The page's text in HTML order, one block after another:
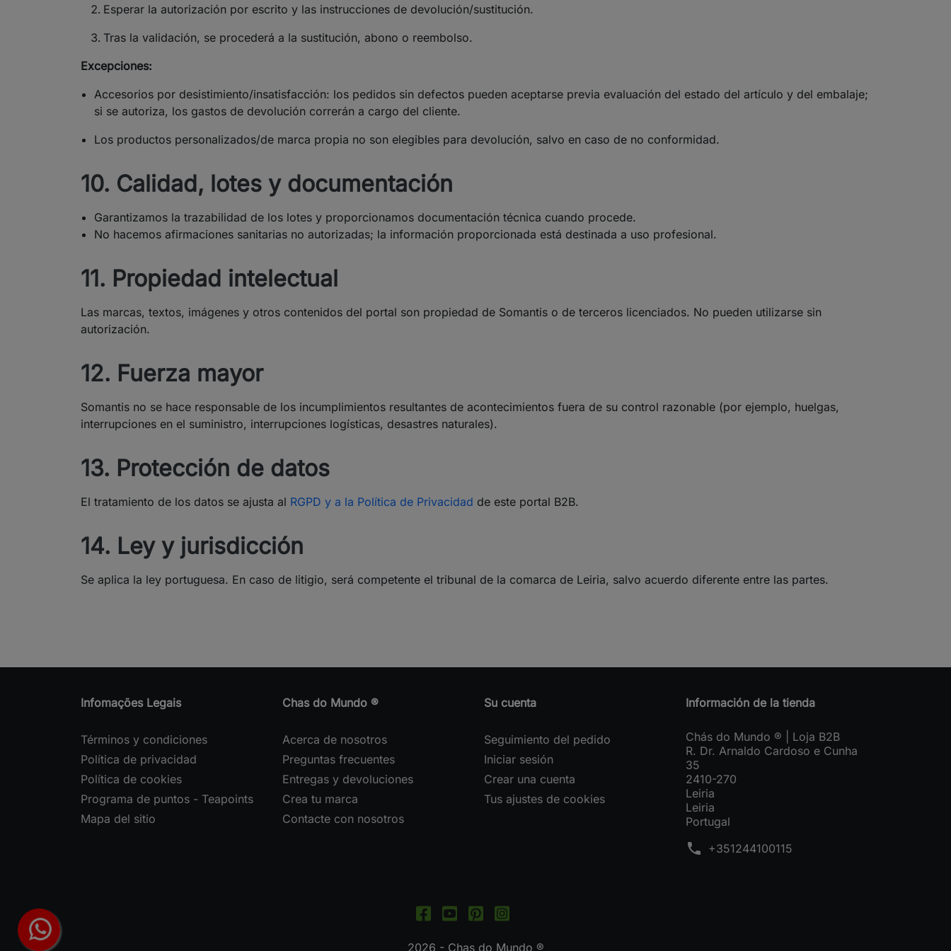
Esperar la autorización por escrito y las instrucciones de devolución/sustitución.
Tras la validación, se procederá a la sustitución, abono o reembolso.
Excepciones:
Accesorios por desistimiento/insatisfacción: los pedidos sin defectos pueden aceptarse previa evaluación del estado del artículo y del embalaje;
si se autoriza, los gastos de devolución correrán a cargo del cliente.
Los productos personalizados/de marca propia no son elegibles para devolución, salvo en caso de no conformidad.
10. Calidad, lotes y documentación
Garantizamos la trazabilidad de los lotes y proporcionamos documentación técnica cuando procede.
No hacemos afirmaciones sanitarias no autorizadas; la información proporcionada está destinada a uso profesional.
11. Propiedad intelectual
Las marcas, textos, imágenes y otros contenidos del portal son propiedad de Somantis o de terceros licenciados. No pueden utilizarse sin
autorización.
12. Fuerza mayor
Somantis no se hace responsable de los incumplimientos resultantes de acontecimientos fuera de su control razonable (por ejemplo, huelgas,
interrupciones en el suministro, interrupciones logísticas, desastres naturales).
13. Protección de datos
El tratamiento de los datos se ajusta al RGPD y a la Política de Privacidad de este portal B2B.
14. Ley y jurisdicción
Se aplica la ley portuguesa. En caso de litigio, será competente el tribunal de la comarca de Leiria, salvo acuerdo diferente entre las partes.
Infomações Legais
Términos y condiciones
Política de privacidad
Política de cookies
Programa de puntos - Teapoints
Mapa del sitio
Chas do Mundo ®
Acerca de nosotros
Preguntas frecuentes
Entregas y devoluciones
Crea tu marca
Contacte con nosotros
Su cuenta
Seguimiento del pedido
Iniciar sesión
Crear una cuenta
Tus ajustes de cookies
Información de la tienda
Chás do Mundo ® | Loja B2B
R. Dr. Arnaldo Cardoso e Cunha
35
2410-270
Leiria
Leiria
Portugal
phone +351244100115
2026 - Chas do Mundo ®